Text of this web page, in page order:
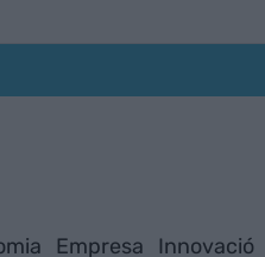
Empresa Innovació